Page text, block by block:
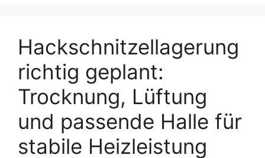
Hackschnitzellagerung
richtig geplant:
Trocknung, Lüftung
und passende Halle für
stabile Heizleistung